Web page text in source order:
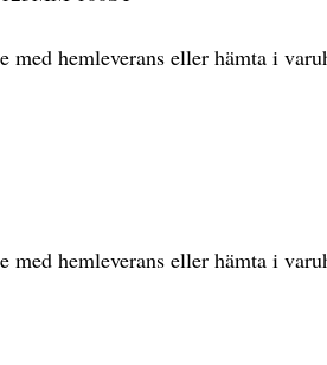
hemleverans eller hämta i
hemleverans eller hämta i